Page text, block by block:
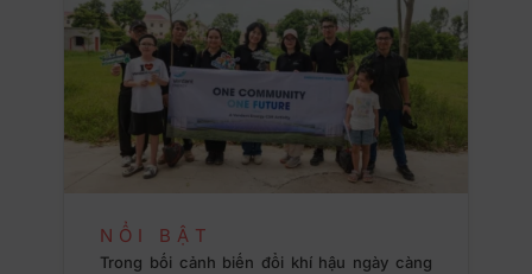
NỔI BẬT
Trong bối cảnh biến đổi khí hậu ngày càng